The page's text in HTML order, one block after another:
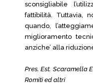
sconsigliabile
fattibilità. Tuttavia,
quando,
miglioramento
anziche’ alla
Pres. Est. Scaramella
Romiti ed altri